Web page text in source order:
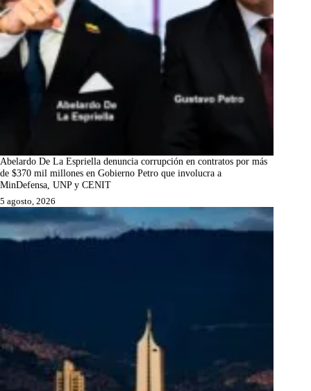
Abelardo De La Espriella denuncia corrupción en contratos por más
de $370 mil millones en Gobierno Petro que involucra a
MinDefensa, UNP y CENIT
5 agosto, 2026